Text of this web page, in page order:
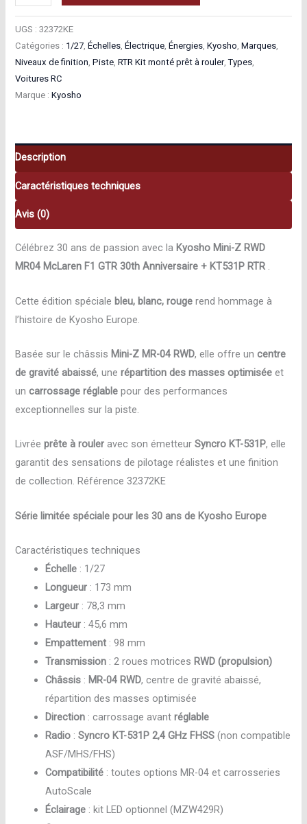
de
Kyosho
Mini-
Z
RWD
MR04
GTR
30th
Anniversaire
+
KT531P
RTR
32372KE
UGS :32372KE
Catégories : 1/27 ,Échelles ,Électrique ,Énergies ,Kyosho ,Marques
Niveaux de finition ,Piste ,RTR Kit monté prêt à rouler,Types
Voitures RC
Marque :Kyosho
Description
Caractéristiques techniques
Avis (0)
Célébrez 30 ans de passion avec la Kyosho Mini-Z RWD
MR04 McLaren F1 GTR 30th Anniversaire + KT531P RTR .
Cette édition spéciale bleu, blanc, rouge rend hommage à
l’histoire de Kyosho Europe.
Basée sur le châssis Mini-Z MR-04 RWD, elle offre uncentre
de gravité abaissé, unerépartition des masses optimisée et
uncarrossage réglable pour des performances
exceptionnelles sur la piste.
Livréeprête à rouler avec son émetteurSyncro KT-531P, elle
garantit des sensations de pilotage réalistes et une finition
de collection. Référence 32372KE
Série limitée spéciale pour les 30 ans de Kyosho Europe
Caractéristiques techniques
Échelle : 1/27
Longueur : 173 mm
Largeur : 78,3 mm
Hauteur : 45,6 mm
Empattement : 98 mm
Transmission : 2 roues motrices RWD (propulsion)
Châssis : MR-04 RWD, centre de gravité abaissé,
répartition des masses optimisée
Direction : carrossage avantréglable
Radio :Syncro KT-531P 2,4 GHz FHSS (non compatible
ASF/MHS/FHS)
Compatibilité : toutes options MR-04 et carrosseries
AutoScale
Éclairage : kit LED optionnel (MZW429R)